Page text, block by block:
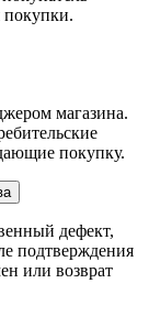
покупки.
магазина.
покупку.
дефект,
подтверждения
или возврат